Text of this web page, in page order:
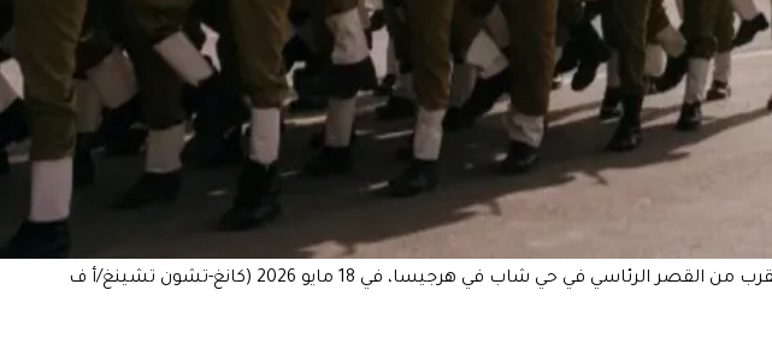
حراس السجون في أرض الصومال يستعرضون خلال احتفالات الذكرى الخامسة والثلاثين للاستقلال بالقرب من القصر الرئاسي في حي شاب في هرجيسا، في 18 مايو 2026 (كانغ-تشون تشينغ/أ ف